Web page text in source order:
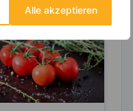
Alle akzeptieren